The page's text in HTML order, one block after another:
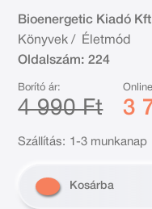
Bioenergetic Kiadó
Könyvek /
Életmód
Oldalszám: 224
Borító ár:
4 990 Ft 3
Szállítás: 1-3 munkanap
Kosárba